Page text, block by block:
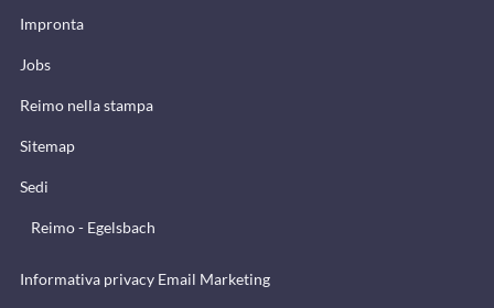
Impronta
Jobs
Reimo nella stampa
Sitemap
Sedi
Reimo - Egelsbach
Informativa privacy Email Marketing